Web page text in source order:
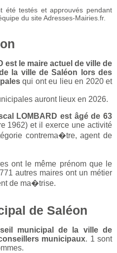
été testés et approuvés pendant
du site Adresses-Mairies.fr.
est le maire actuel de ville de
la ville de Saléon lors des
qui ont eu lieu en 2020 et
auront lieux en 2026.
LOMBARD est âgé de 63
1962) et il exerce une activité
contrema�tre, agent de
ont le même prénom que le
autres maires ont un métier
de ma�trise.
de Saléon
municipal de la ville de
municipaux. 1 sont